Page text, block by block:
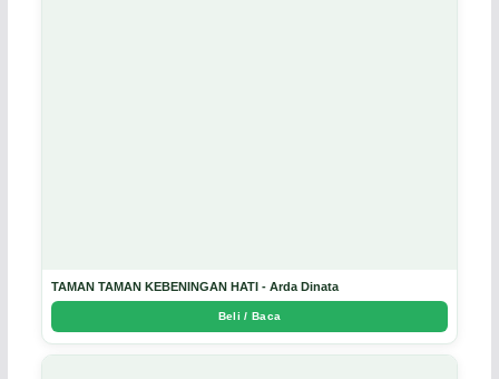
TAMAN TAMAN KEBENINGAN HATI - Arda Dinata
Beli / Baca